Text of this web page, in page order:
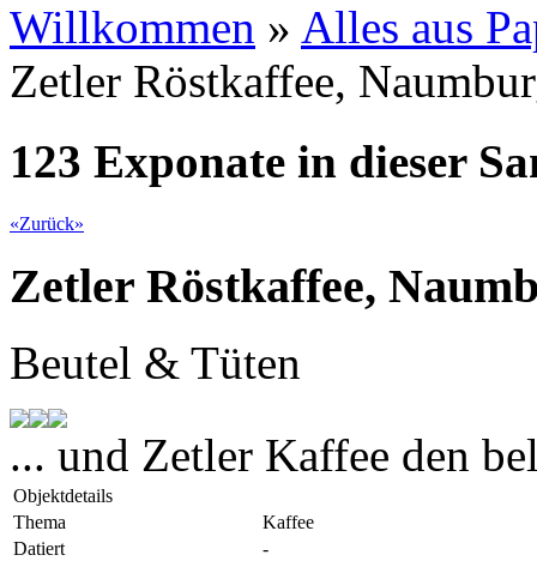
Willkommen » Alles aus
Zetler Röstkaffee,
123 Exponate in dieser
«Zurück»
Zetler Röstkaffee,
Beutel & Tüten
... und Zetler Kaffee den
Objektdetails
Thema
Kaffee
Datiert
-